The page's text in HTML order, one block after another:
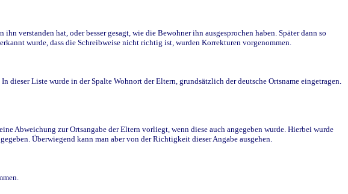
verstanden hat, oder besser gesagt, wie die Bewohner ihn ausgesprochen haben. Später dann so
wurde, dass die Schreibweise nicht richtig ist, wurden Korrekturen vorgenommen.
Liste wurde in der Spalte Wohnort der Eltern, grundsätzlich der deutsche Ortsname eingetragen.
Abweichung zur Ortsangabe der Eltern vorliegt, wenn diese auch angegeben wurde. Hierbei wurde
Überwiegend kann man aber von der Richtigkeit dieser Angabe ausgehen.